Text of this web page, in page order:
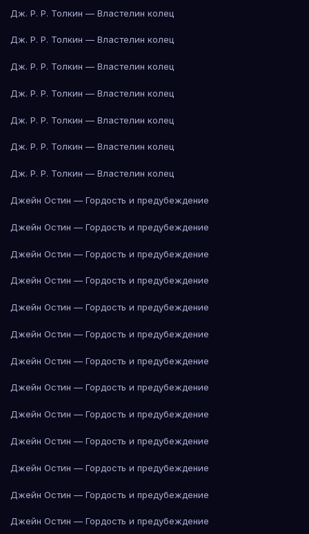
Дж. Р. Р. Толкин — Властелин колец
Дж. Р. Р. Толкин — Властелин колец
Дж. Р. Р. Толкин — Властелин колец
Дж. Р. Р. Толкин — Властелин колец
Дж. Р. Р. Толкин — Властелин колец
Дж. Р. Р. Толкин — Властелин колец
Дж. Р. Р. Толкин — Властелин колец
Джейн Остин — Гордость и предубеждение
Джейн Остин — Гордость и предубеждение
Джейн Остин — Гордость и предубеждение
Джейн Остин — Гордость и предубеждение
Джейн Остин — Гордость и предубеждение
Джейн Остин — Гордость и предубеждение
Джейн Остин — Гордость и предубеждение
Джейн Остин — Гордость и предубеждение
Джейн Остин — Гордость и предубеждение
Джейн Остин — Гордость и предубеждение
Джейн Остин — Гордость и предубеждение
Джейн Остин — Гордость и предубеждение
Джейн Остин — Гордость и предубеждение